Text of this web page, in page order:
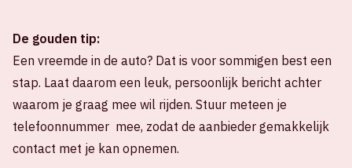
De gouden tip:
Een vreemde in de auto? Dat is voor sommigen best een
stap. Laat daarom een leuk, persoonlijk bericht achter
waarom je graag mee wil rijden. Stuur meteen je
telefoonnummer mee, zodat de aanbieder gemakkelijk
contact met je kan opnemen.